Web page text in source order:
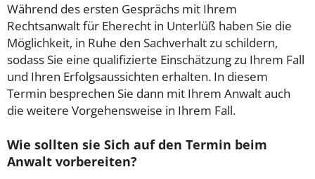
Während des ersten Gesprächs mit Ihrem
Rechtsanwalt für Eherecht in Unterlüß haben Sie die
Möglichkeit, in Ruhe den Sachverhalt zu schildern,
sodass Sie eine qualifizierte Einschätzung zu Ihrem Fall
und Ihren Erfolgsaussichten erhalten. In diesem
Termin besprechen Sie dann mit Ihrem Anwalt auch
die weitere Vorgehensweise in Ihrem Fall.
Wie sollten sie Sich auf den Termin beim
Anwalt vorbereiten?